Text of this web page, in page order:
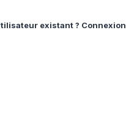
existant ? Connexion